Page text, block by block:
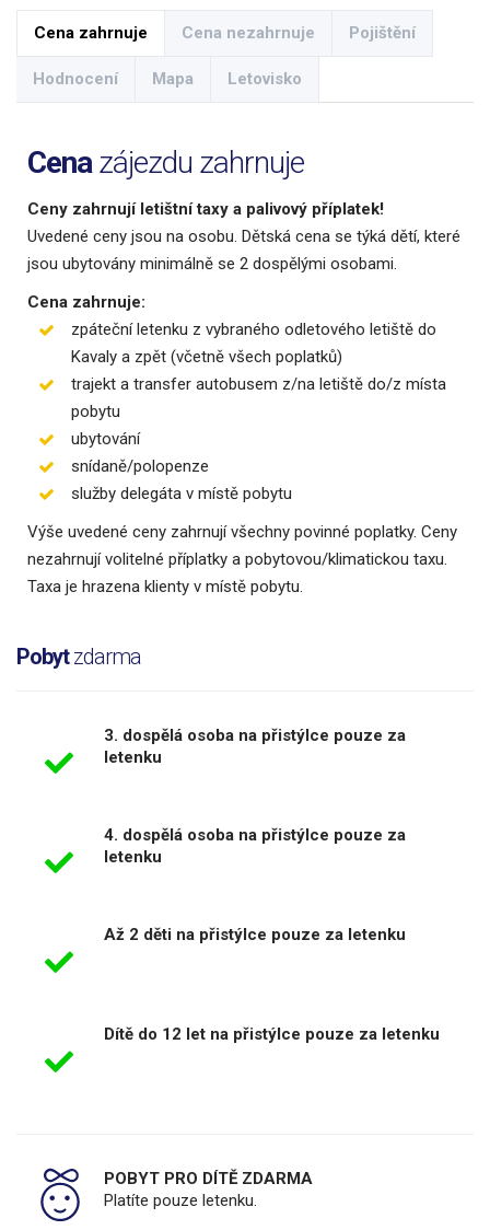
Cena zahrnuje Cena nezahrnuje Pojištění
Hodnocení Mapa Letovisko
Cenazájezdu zahrnuje
Ceny zahrnují letištní taxy a palivový příplatek!
Uvedené ceny jsou na osobu. Dětská cena se týká dětí, které
jsou ubytovány minimálně se 2 dospělými osobami.
Cena zahrnuje:
zpáteční letenku z vybraného odletového letiště do
Kavaly a zpět (včetně všech poplatků)
trajekt a transfer autobusem z/na letiště do/z místa
pobytu
ubytování
snídaně/polopenze
služby delegáta v místě pobytu
Výše uvedené ceny zahrnují všechny povinné poplatky. Ceny
nezahrnují volitelné příplatky a pobytovou/klimatickou taxu.
Taxa je hrazena klienty v místě pobytu.
Pobytzdarma
3. dospělá osoba na přistýlce pouze za
letenku
4. dospělá osoba na přistýlce pouze za
letenku
Až 2 děti na přistýlce pouze za letenku
Dítě do 12 let na přistýlce pouze za letenku
POBYT PRO DÍTĚ ZDARMA
Platíte pouze letenku.